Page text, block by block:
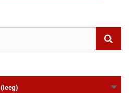
(leeg)